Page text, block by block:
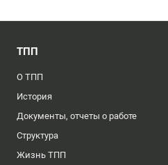
ТПП
О ТПП
История
Документы, отчеты о работе
Структура
Жизнь ТПП